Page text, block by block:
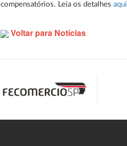
compensatórios. Leia os detalhesaqui
Voltar para Notícias